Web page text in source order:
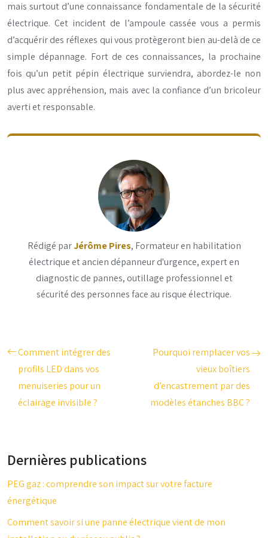
mais surtout d’une connaissance fondamentale de la sécurité
électrique. Cet incident de l’ampoule cassée vous a permis
d’acquérir des réflexes qui vous protègeront bien au-delà de ce
simple dépannage. Fort de ces connaissances, la prochaine
fois qu’un petit pépin électrique surviendra, abordez-le non
plus avec appréhension, mais avec la confiance d’un bricoleur
averti et responsable.
Rédigé parJérôme Pires, Formateur en habilitation
électrique et ancien dépanneur d'urgence, expert en
diagnostic de pannes, outillage professionnel et
sécurité des personnes face au risque électrique.
Comment intégrer des
profils LED dans vos
menuiseries pour un
éclairage invisible ?
Pourquoi remplacer vos
vieux boîtiers
d’encastrement par des
modèles étanches BBC ?
Dernières publications
PEG gaz : comprendre son impact sur votre facture
énergétique
Comment savoir si une panne électrique vient de mon